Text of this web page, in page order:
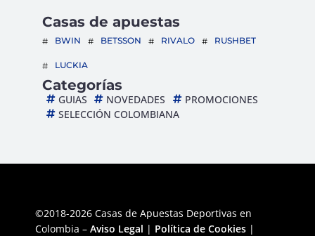
Casas de apuestas
BWIN BETSSON RIVALO RUSHBET
LUCKIA
Categorías
GUIAS NOVEDADES
PROMOCIONES
SELECCIÓN COLOMBIANA
©2018-2026 Casas de Apuestas Deportivas en
Colombia – Aviso Legal | Política de Cookies |